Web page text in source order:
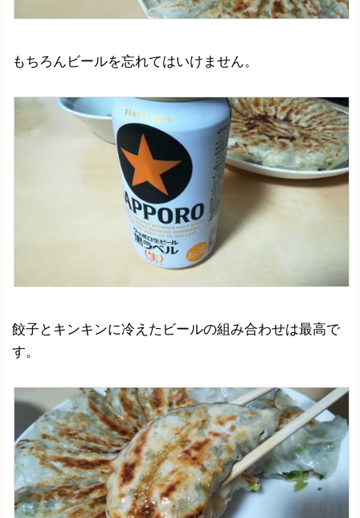
もちろんビールを忘れてはいけません。
餃子とキンキンに冷えたビールの組み合わせは最高で
す。